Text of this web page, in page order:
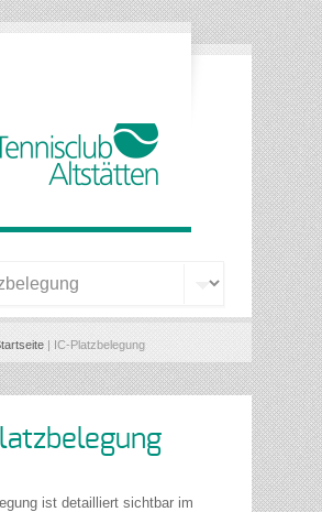
| IC-Platzbelegung
ist detailliert sichtbar im